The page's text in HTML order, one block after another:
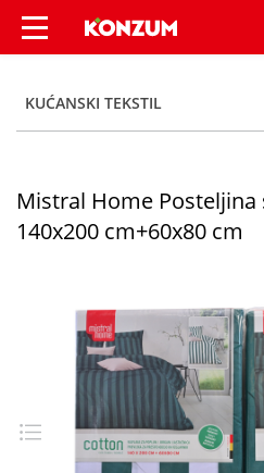
Mistral Home
KUĆANSKI TEKSTIL
Mistral Home Posteljina
140x200 cm+60x80 cm